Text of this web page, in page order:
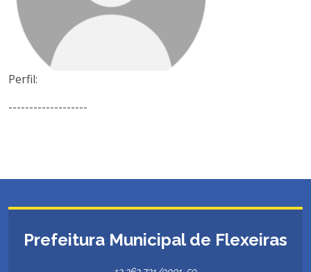
Perfil:
-------------------
Prefeitura Municipal de Flexeiras